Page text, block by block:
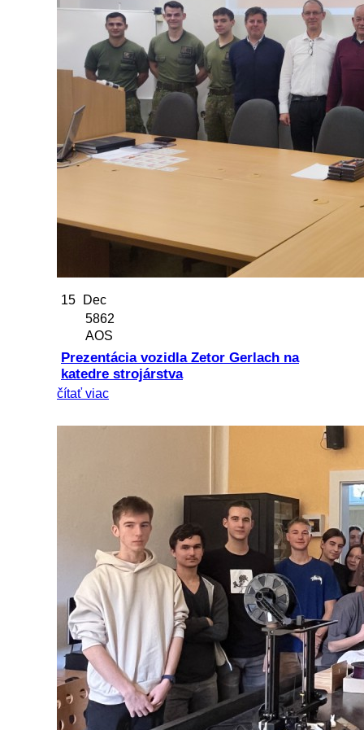
15
Dec
5862
AOS
Prezentácia vozidla Zetor Gerlach na
katedre strojárstva
čítať viac